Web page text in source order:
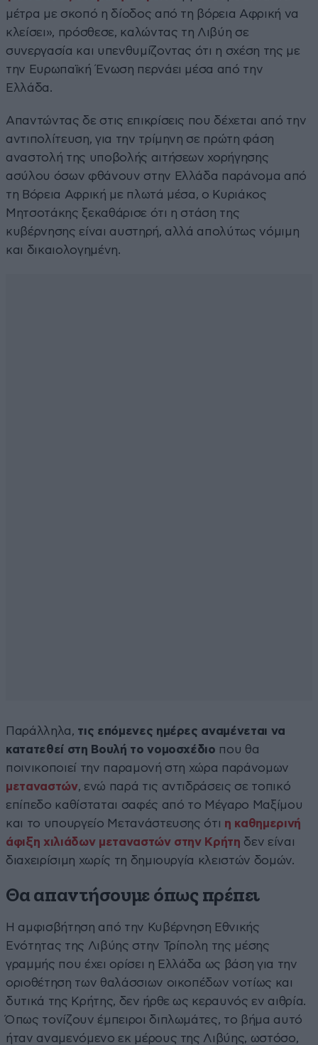
μέτρα με σκοπό η δίοδος από τη βόρεια Αφρική να
κλείσει», πρόσθεσε, καλώντας τη Λιβύη σε
συνεργασία και υπενθυμίζοντας ότι η σχέση της με
την Ευρωπαϊκή Ένωση περνάει μέσα από την
Ελλάδα.
Απαντώντας δε στις επικρίσεις που δέχεται από την
αντιπολίτευση, για την τρίμηνη σε πρώτη φάση
αναστολή της υποβολής αιτήσεων χορήγησης
ασύλου όσων φθάνουν στην Ελλάδα παράνομα από
τη Βόρεια Αφρική με πλωτά μέσα, ο Κυριάκος
Μητσοτάκης ξεκαθάρισε ότι η στάση της
κυβέρνησης είναι αυστηρή, αλλά απολύτως νόμιμη
και δικαιολογημένη.
Παράλληλα, τις επόμενες ημέρες αναμένεται να
κατατεθεί στη Βουλή το νομοσχέδιο που θα
ποινικοποιεί την παραμονή στη χώρα παράνομων
μεταναστών, ενώ παρά τις αντιδράσεις σε τοπικό
επίπεδο καθίσταται σαφές από το Μέγαρο Μαξίμου
και το υπουργείο Μετανάστευσης ότι η καθημερινή
άφιξη χιλιάδων μεταναστών στην Κρήτη δεν είναι
διαχειρίσιμη χωρίς τη δημιουργία κλειστών δομών.
Θα απαντήσουμε όπως πρέπει
Η αμφισβήτηση από την Κυβέρνηση Εθνικής
Ενότητας της Λιβύης στην Τρίπολη της μέσης
γραμμής που έχει ορίσει η Ελλάδα ως βάση για την
οριοθέτηση των θαλάσσιων οικοπέδων νοτίως και
δυτικά της Κρήτης, δεν ήρθε ως κεραυνός εν αιθρία.
Όπως τονίζουν έμπειροι διπλωμάτες, το βήμα αυτό
ήταν αναμενόμενο εκ μέρους της Λιβύης, ωστόσο,